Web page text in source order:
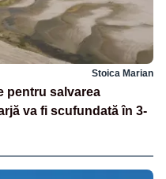
Stoica Marian
pentru salvarea
va fi scufundată în 3-